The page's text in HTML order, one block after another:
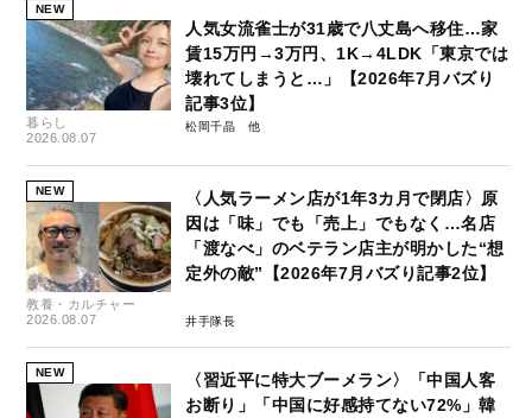
NEW
暮らし
2026.08.07
人気女流雀士が31歳で八丈島へ移住…家
賃15万円→3万円、1K→4LDK「東京では
壊れてしまうと…」【2026年7月バズり
記事3位】
松岡千晶
NEW
教養・カルチャー
2026.08.07
〈人気ラーメン店が1年3カ月で閉店〉原
因は「味」でも「売上」でもなく…名店
「渡なべ」のベテラン店主が明かした“想
定外の敵”【2026年7月バズり記事2位】
井手隊長
NEW
〈習近平に特大ブーメラン〉「中国人客
お断り」「中国に好感持てない72%」韓